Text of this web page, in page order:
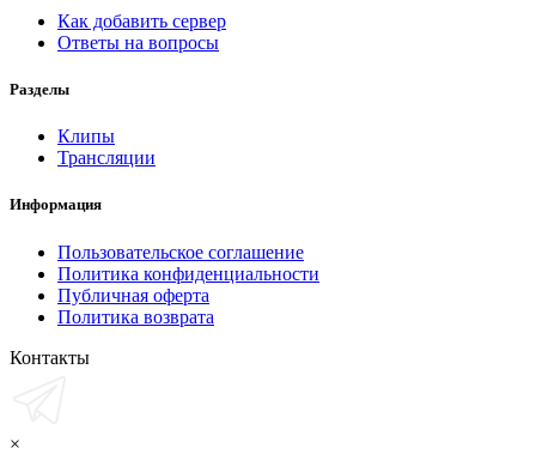
Как добавить сервер
Ответы на вопросы
Разделы
Клипы
Трансляции
Информация
Пользовательское соглашение
Политика конфиденциальности
Публичная оферта
Политика возврата
Контакты
×